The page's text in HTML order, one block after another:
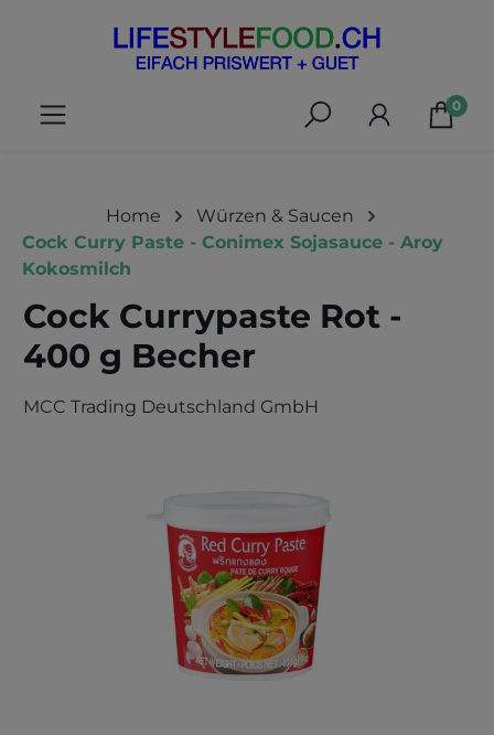
springen
0
Home
Würzen & Saucen
Cock Curry Paste - Conimex Sojasauce - Aroy
Kokosmilch
Cock Currypaste Rot -
400 g Becher
MCC Trading Deutschland GmbH